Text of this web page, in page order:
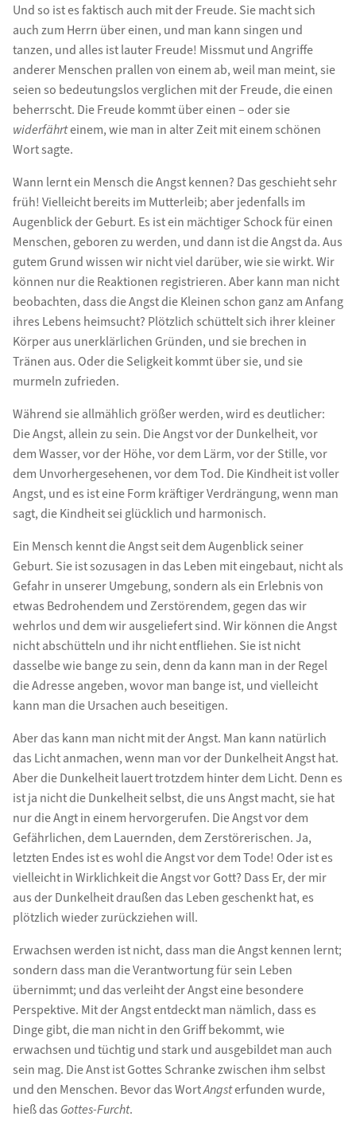
Und so ist es faktisch auch mit der Freude. Sie macht sich
auch zum Herrn über einen, und man kann singen und
tanzen, und alles ist lauter Freude! Missmut und Angriffe
anderer Menschen prallen von einem ab, weil man meint, sie
seien so bedeutungslos verglichen mit der Freude, die einen
beherrscht. Die Freude kommt über einen – oder sie
widerfährteinem, wie man in alter Zeit mit einem schönen
Wort sagte.
Wann lernt ein Mensch die Angst kennen? Das geschieht sehr
früh! Vielleicht bereits im Mutterleib; aber jedenfalls im
Augenblick der Geburt. Es ist ein mächtiger Schock für einen
Menschen, geboren zu werden, und dann ist die Angst da. Aus
gutem Grund wissen wir nicht viel darüber, wie sie wirkt. Wir
können nur die Reaktionen registrieren. Aber kann man nicht
beobachten, dass die Angst die Kleinen schon ganz am Anfang
ihres Lebens heimsucht? Plötzlich schüttelt sich ihrer kleiner
Körper aus unerklärlichen Gründen, und sie brechen in
Tränen aus. Oder die Seligkeit kommt über sie, und sie
murmeln zufrieden.
Während sie allmählich größer werden, wird es deutlicher:
Die Angst, allein zu sein. Die Angst vor der Dunkelheit, vor
dem Wasser, vor der Höhe, vor dem Lärm, vor der Stille, vor
dem Unvorhergesehenen, vor dem Tod. Die Kindheit ist voller
Angst, und es ist eine Form kräftiger Verdrängung, wenn man
sagt, die Kindheit sei glücklich und harmonisch.
Ein Mensch kennt die Angst seit dem Augenblick seiner
Geburt. Sie ist sozusagen in das Leben mit eingebaut, nicht als
Gefahr in unserer Umgebung, sondern als ein Erlebnis von
etwas Bedrohendem und Zerstörendem, gegen das wir
wehrlos und dem wir ausgeliefert sind. Wir können die Angst
nicht abschütteln und ihr nicht entfliehen. Sie ist nicht
dasselbe wie bange zu sein, denn da kann man in der Regel
die Adresse angeben, wovor man bange ist, und vielleicht
kann man die Ursachen auch beseitigen.
Aber das kann man nicht mit der Angst. Man kann natürlich
das Licht anmachen, wenn man vor der Dunkelheit Angst hat.
Aber die Dunkelheit lauert trotzdem hinter dem Licht. Denn es
ist ja nicht die Dunkelheit selbst, die uns Angst macht, sie hat
nur die Angt in einem hervorgerufen. Die Angst vor dem
Gefährlichen, dem Lauernden, dem Zerstörerischen. Ja,
letzten Endes ist es wohl die Angst vor dem Tode! Oder ist es
vielleicht in Wirklichkeit die Angst vor Gott? Dass Er, der mir
aus der Dunkelheit draußen das Leben geschenkt hat, es
plötzlich wieder zurückziehen will.
Erwachsen werden ist nicht, dass man die Angst kennen lernt;
sondern dass man die Verantwortung für sein Leben
übernimmt; und das verleiht der Angst eine besondere
Perspektive. Mit der Angst entdeckt man nämlich, dass es
Dinge gibt, die man nicht in den Griff bekommt, wie
erwachsen und tüchtig und stark und ausgebildet man auch
sein mag. Die Anst ist Gottes Schranke zwischen ihm selbst
und den Menschen. Bevor das WortAngsterfunden wurde,
hieß das Gottes-Furcht.